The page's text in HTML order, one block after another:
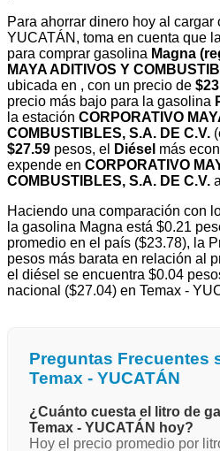
Para ahorrar dinero hoy al cargar
YUCATÁN, toma en cuenta que
para comprar gasolina Magna
MAYA ADITIVOS Y
ubicada en , con un precio de
precio más bajo para la gasolina
la estación CORPORATIVO
COMBUSTIBLES, S.A. DE C.V.
$27.59 pesos, el Diésel más
expende en CORPORATIVO
COMBUSTIBLES, S.A. DE C.V. a
Haciendo una comparación con
la gasolina Magna está $0.21
promedio en el país ($23.78), la
pesos más barata en relación al
el diésel se encuentra $0.04
nacional ($27.04) en Temax -
Preguntas Frecuentes
Temax - YUCATÁN
¿Cuánto cuesta el litro de
Temax - YUCATÁN hoy?
Hoy el precio promedio por